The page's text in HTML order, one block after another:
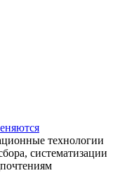
технологии
систематизации